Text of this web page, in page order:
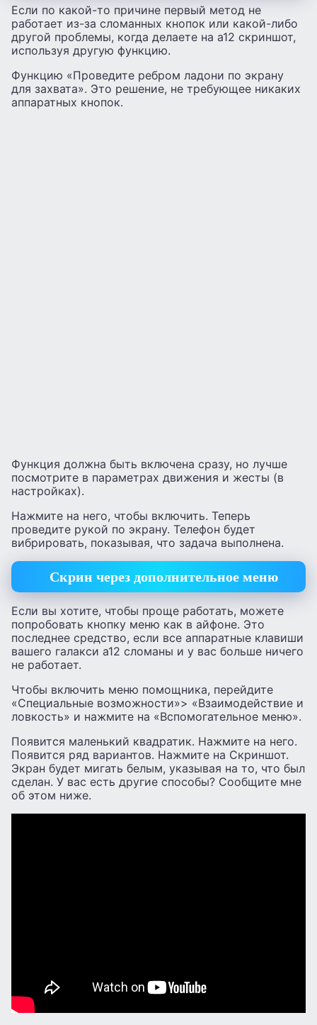
Если по какой-то причине первый метод не
работает из-за сломанных кнопок или какой-либо
другой проблемы, когда делаете на а12 скриншот,
используя другую функцию.
Функцию «Проведите ребром ладони по экрану
для захвата». Это решение, не требующее никаких
аппаратных кнопок.
Функция должна быть включена сразу, но лучше
посмотрите в параметрах движения и жесты (в
настройках).
Нажмите на него, чтобы включить. Теперь
проведите рукой по экрану. Телефон будет
вибрировать, показывая, что задача выполнена.
Скрин через дополнительное меню
Если вы хотите, чтобы проще работать, можете
попробовать кнопку меню как в айфоне. Это
последнее средство, если все аппаратные клавиши
вашего галакси а12 сломаны и у вас больше ничего
не работает.
Чтобы включить меню помощника, перейдите
«Специальные возможности»> «Взаимодействие и
ловкость» и нажмите на «Вспомогательное меню».
Появится маленький квадратик. Нажмите на него.
Появится ряд вариантов. Нажмите на Скриншот.
Экран будет мигать белым, указывая на то, что был
сделан. У вас есть другие способы? Сообщите мне
об этом ниже.